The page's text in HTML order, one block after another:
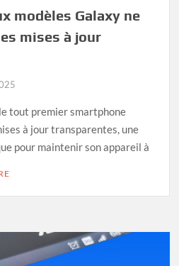
modèles Galaxy ne
mises à jour
tout premier smartphone
à jour transparentes, une
pour maintenir son appareil à